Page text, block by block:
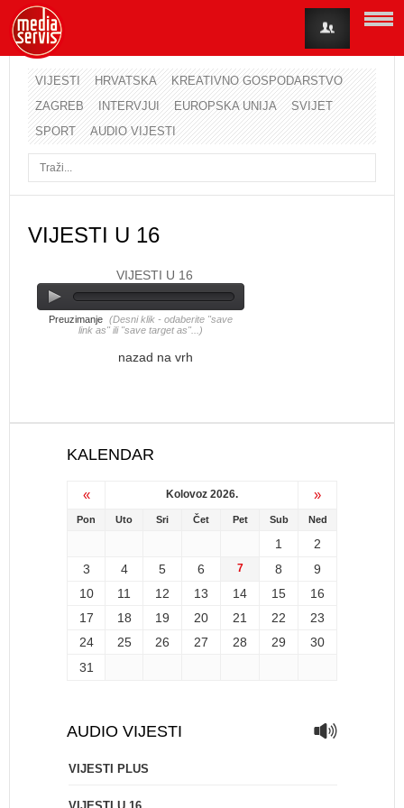
VIJESTI HRVATSKA
KREATIVNO GOSPODARSTVO
ZAGREB
INTERVJUI EUROPSKA UNIJA
SVIJET
SPORT
AUDIO VIJESTI
VIJESTI U 16
VIJESTI U 16
Preuzimanje (Desni klik - odaberite "save
link as" ili "save target as"...)
nazad na vrh
KALENDAR
« Kolovoz 2026. »
Pon Uto Sri Čet Pet Sub Ned
1
2
3
4 5 6 7 8
9
10
11 12 13 14 15
16
17
18 19 20 21 22
23
24
25 26 27 28 29
30
31
AUDIO VIJESTI
VIJESTI PLUS
Korisničko ime
Lozinka
Zaboravili ste lozinku?